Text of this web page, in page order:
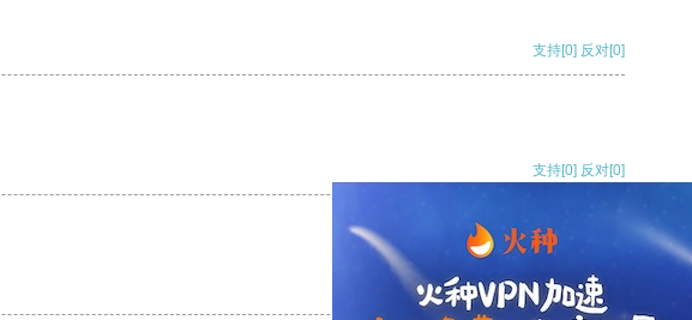
支持[0] 反对[0]
支持[0] 反对[0]
支持[0] 反对